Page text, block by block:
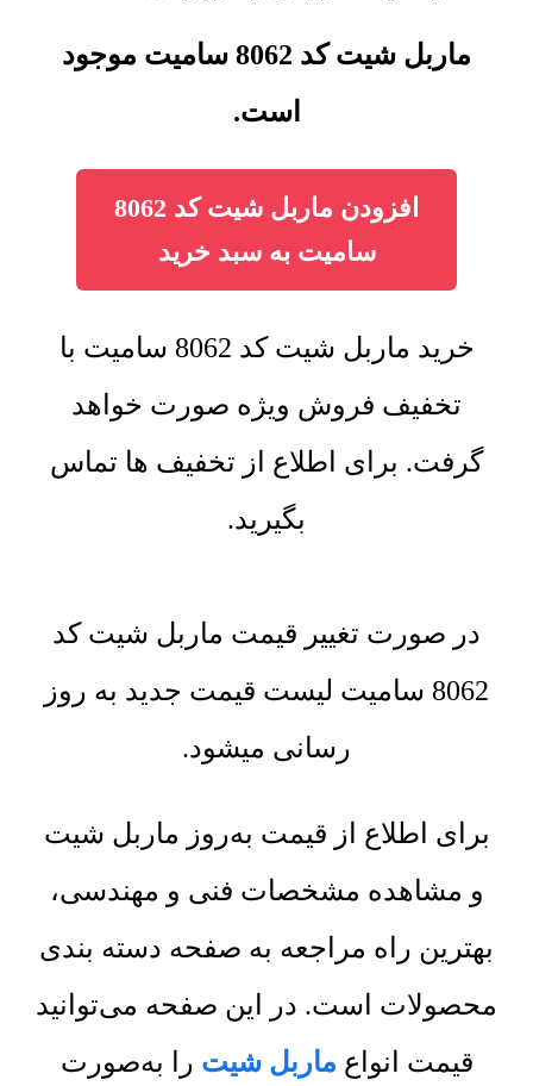
ماربل شیت کد 8062 سامیت موجود
است.
افزودن ماربل شیت کد 8062
سامیت به سبد خرید
خرید ماربل شیت کد 8062 سامیت با
تخفیف فروش ویژه صورت خواهد
گرفت. برای اطلاع از تخفیف ها تماس
بگیرید.
در صورت تغییر قیمت ماربل شیت کد
8062 سامیت لیست قیمت جدید به روز
رسانی میشود.
برای اطلاع از قیمت به‌روز ماربل شیت
و مشاهده مشخصات فنی و مهندسی،
بهترین راه مراجعه به صفحه دسته بندی
محصولات است. در این صفحه می‌توانید
قیمت انواع ماربل شیت را به‌صورت